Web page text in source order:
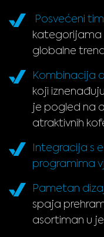
Posvećeni
kategorijama
globalne
Kombinacija
koji
je pogled na
atraktivnih
Integracija s
programima
Pametan
spaja
asortiman u